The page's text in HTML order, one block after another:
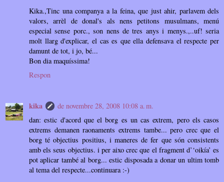
Kika.,Tinc una companya a la feina, que just ahir, parlavem dels
valors, arrèl de donal's als nens petitons musulmans, menú
especial sense porc., son nens de tres anys i menys.,..uf! seria
molt llarg d'explicar, el cas es que ella defensava el respecte per
damunt de tot, i jo, bé...
Bon dia maquíssima!
Respon
kika
de novembre 28, 2008 10:08 a. m.
dan: estic d'acord que el borg es un cas extrem, pero els casos
extrems demanen raonaments extrems tambe... pero crec que el
borg té objectius positius, i maneres de fer que són consistents
amb els seus objectius. i per aixo crec que el fragment d’‘oikía’ es
pot aplicar també al borg... estic disposada a donar un ultim tomb
al tema del respecte...continuara :-)